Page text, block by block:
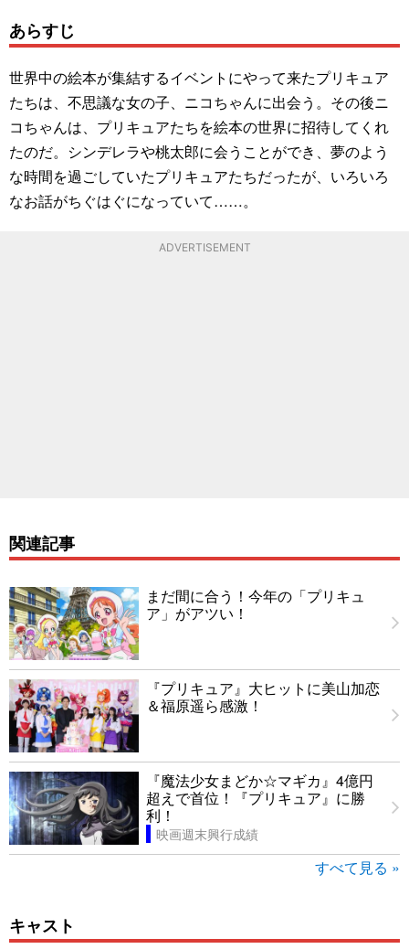
あらすじ
世界中の絵本が集結するイベントにやって来たプリキュア
たちは、不思議な女の子、ニコちゃんに出会う。その後ニ
コちゃんは、プリキュアたちを絵本の世界に招待してくれ
たのだ。シンデレラや桃太郎に会うことができ、夢のよう
な時間を過ごしていたプリキュアたちだったが、いろいろ
なお話がちぐはぐになっていて……。
ADVERTISEMENT
関連記事
まだ間に合う！今年の「プリキュ
ア」がアツい！
『プリキュア』大ヒットに美山加恋
＆福原遥ら感激！
『魔法少女まどか☆マギカ』4億円
超えで首位！『プリキュア』に勝
利！
映画週末興行成績
すべて見る »
キャスト